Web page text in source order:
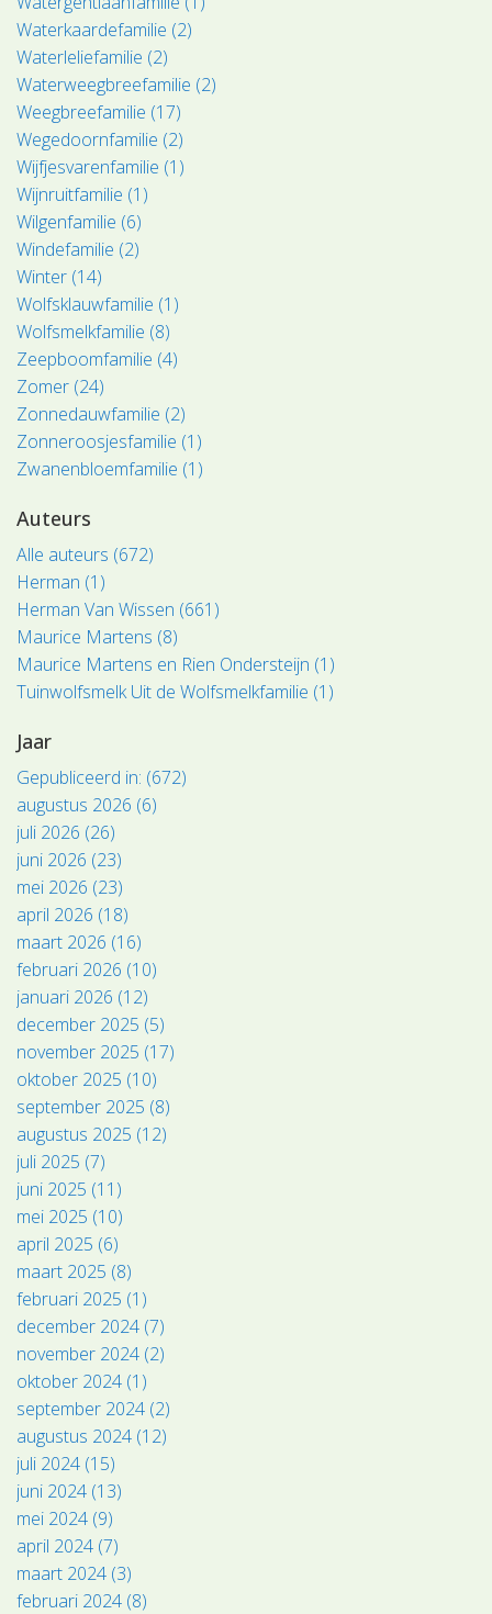
Waterkaardefamilie (2)
Waterleliefamilie (2)
Waterweegbreefamilie (2)
Weegbreefamilie (17)
Wegedoornfamilie (2)
Wijfjesvarenfamilie (1)
Wijnruitfamilie (1)
Wilgenfamilie (6)
Windefamilie (2)
Winter (14)
Wolfsklauwfamilie (1)
Wolfsmelkfamilie (8)
Zeepboomfamilie (4)
Zomer (24)
Zonnedauwfamilie (2)
Zonneroosjesfamilie (1)
Zwanenbloemfamilie (1)
Auteurs
Alle auteurs (672)
Herman (1)
Herman Van Wissen (661)
Maurice Martens (8)
Maurice Martens en Rien Ondersteijn (1)
Tuinwolfsmelk Uit de Wolfsmelkfamilie (1)
Jaar
Gepubliceerd in: (672)
augustus 2026 (6)
juli 2026 (26)
juni 2026 (23)
mei 2026 (23)
april 2026 (18)
maart 2026 (16)
februari 2026 (10)
januari 2026 (12)
december 2025 (5)
november 2025 (17)
oktober 2025 (10)
september 2025 (8)
augustus 2025 (12)
juli 2025 (7)
juni 2025 (11)
mei 2025 (10)
april 2025 (6)
maart 2025 (8)
februari 2025 (1)
december 2024 (7)
november 2024 (2)
oktober 2024 (1)
september 2024 (2)
augustus 2024 (12)
juli 2024 (15)
juni 2024 (13)
mei 2024 (9)
april 2024 (7)
maart 2024 (3)
februari 2024 (8)